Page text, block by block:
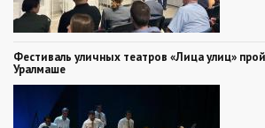
Фестиваль уличных театров «Лица улиц»
Уралмаше